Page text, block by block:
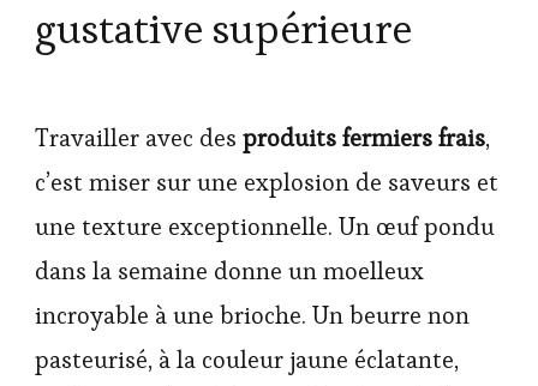
gustative supérieure
Travailler avec des produits fermiers frais,
c’est miser sur une explosion de saveurs et
une texture exceptionnelle. Un œuf pondu
dans la semaine donne un moelleux
incroyable à une brioche. Un beurre non
pasteurisé, à la couleur jaune éclatante,